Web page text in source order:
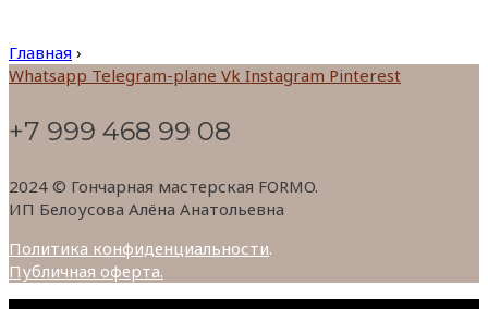
Главная ›
Whatsapp Telegram-plane Vk Instagram Pinterest
+7 999 468 99 08
2024 © Гончарная мастерская FORMO.
ИП Белоусова Алёна Анатольевна
Политика конфиденциальности.
Публичная оферта.